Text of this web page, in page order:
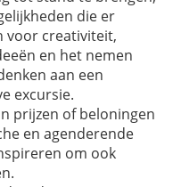
die er
voor creativiteit,
en het nemen
aan een
excursie.
prijzen of beloningen
en agenderende
om ook